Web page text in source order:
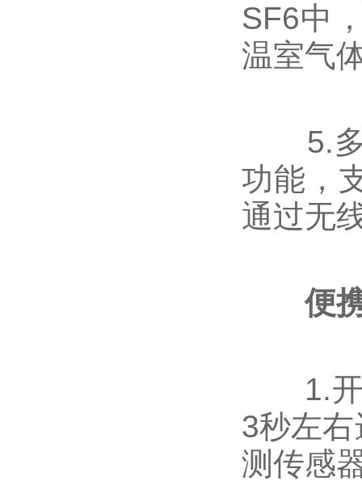
SF6中
温室气
5.多
功能，
通过无
便
1.开机
3秒左
测传感